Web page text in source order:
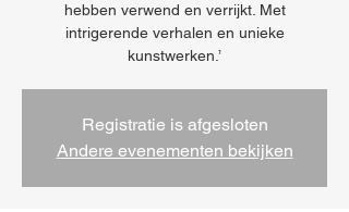
hebben verwend en verrijkt. Met
intrigerende verhalen en unieke
kunstwerken.’
Registratie is afgesloten
Andere evenementen bekijken